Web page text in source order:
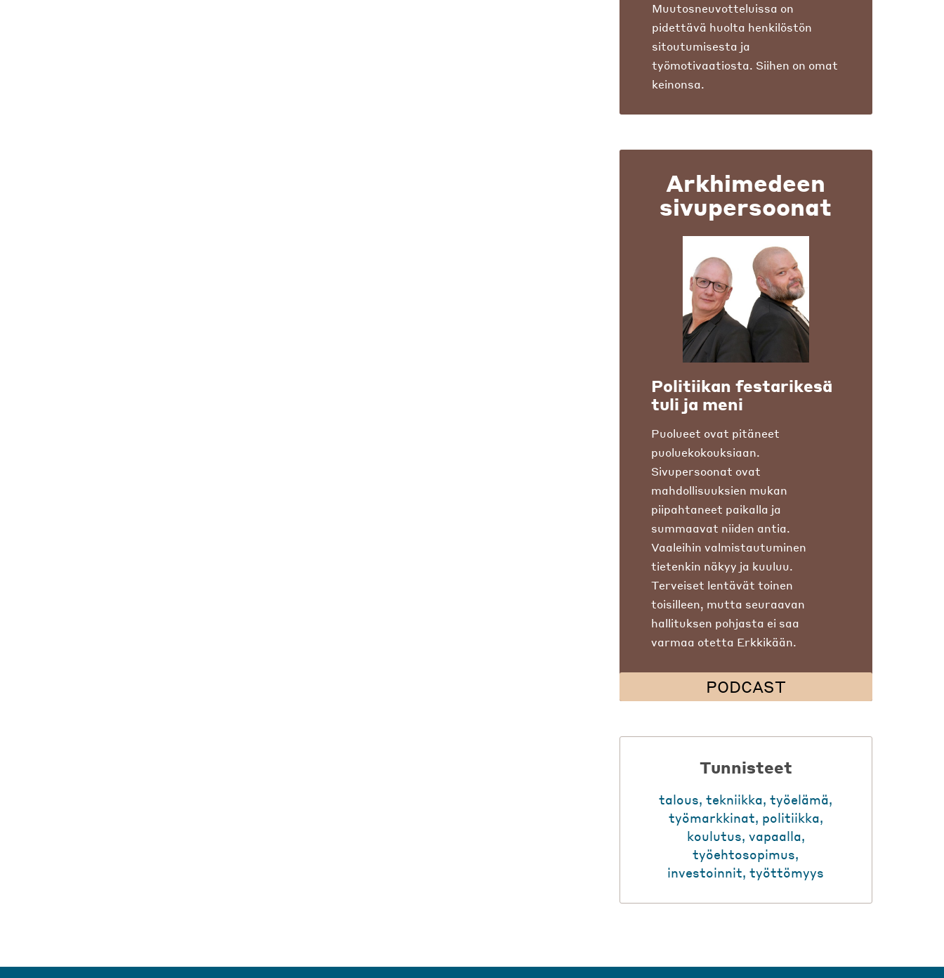
Muutosneuvotteluissa on
pidettävä huolta henkilöstön
sitoutumisesta ja
työmotivaatiosta. Siihen on omat
keinonsa.
Arkhimedeen
sivupersoonat
Politiikan festarikesä
tuli ja meni
Puolueet ovat pitäneet
puoluekokouksiaan.
Sivupersoonat ovat
mahdollisuuksien mukan
piipahtaneet paikalla ja
summaavat niiden antia.
Vaaleihin valmistautuminen
tietenkin näkyy ja kuuluu.
Terveiset lentävät toinen
toisilleen, mutta seuraavan
hallituksen pohjasta ei saa
varmaa otetta Erkkikään.
PODCAST
Tunnisteet
talous,tekniikka,työelämä,
työmarkkinat, politiikka,
koulutus, vapaalla,
työehtosopimus,
investoinnit,työttömyys